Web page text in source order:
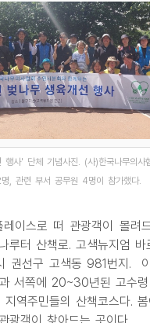
행사' 단체 기념사진. (사)한국나무의사
, 관련 부서 공무원 4명이 참가했다.
이스로 떠 관광객이 몰려
루터 산책로. 고색뉴지엄 바
권선구 고색동 981번지.
서쪽에 20~30년된 고수령
역주민들의 산책코스다.